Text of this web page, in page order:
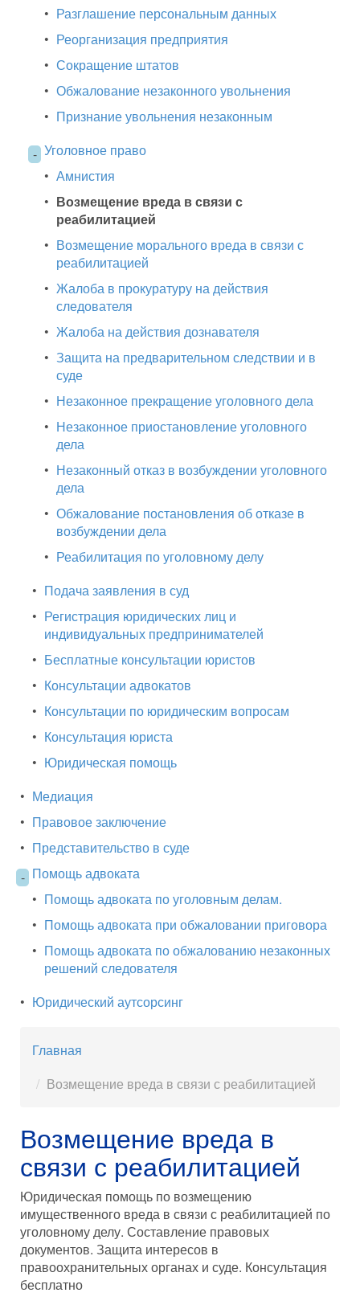
• Разглашение персональным данных
• Реорганизация предприятия
• Сокращение штатов
• Обжалование незаконного увольнения
• Признание увольнения незаконным
- Уголовное право
• Амнистия
• Возмещение вреда в связи с
реабилитацией
• Возмещение морального вреда в связи с
реабилитацией
• Жалоба в прокуратуру на действия
следователя
• Жалоба на действия дознавателя
• Защита на предварительном следствии и в
суде
• Незаконное прекращение уголовного дела
• Незаконное приостановление уголовного
дела
• Незаконный отказ в возбуждении уголовного
дела
• Обжалование постановления об отказе в
возбуждении дела
• Реабилитация по уголовному делу
• Подача заявления в суд
• Регистрация юридических лиц и
индивидуальных предпринимателей
• Бесплатные консультации юристов
• Консультации адвокатов
• Консультации по юридическим вопросам
• Консультация юриста
• Юридическая помощь
• Медиация
• Правовое заключение
• Представительство в суде
- Помощь адвоката
• Помощь адвоката по уголовным делам.
• Помощь адвоката при обжаловании приговора
• Помощь адвоката по обжалованию незаконных
решений следователя
• Юридический аутсорсинг
Главная
Возмещение вреда в связи с реабилитацией
Возмещение вреда в
связи с реабилитацией
Юридическая помощь по возмещению
имущественного вреда в связи с реабилитацией по
уголовному делу. Составление правовых
документов. Защита интересов в
правоохранительных органах и суде. Консультация
бесплатно